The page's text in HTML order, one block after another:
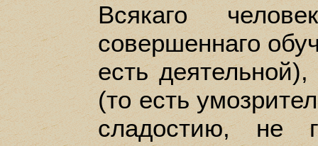
Всякаго
совершеннаго
есть
(то есть
сладостию, не